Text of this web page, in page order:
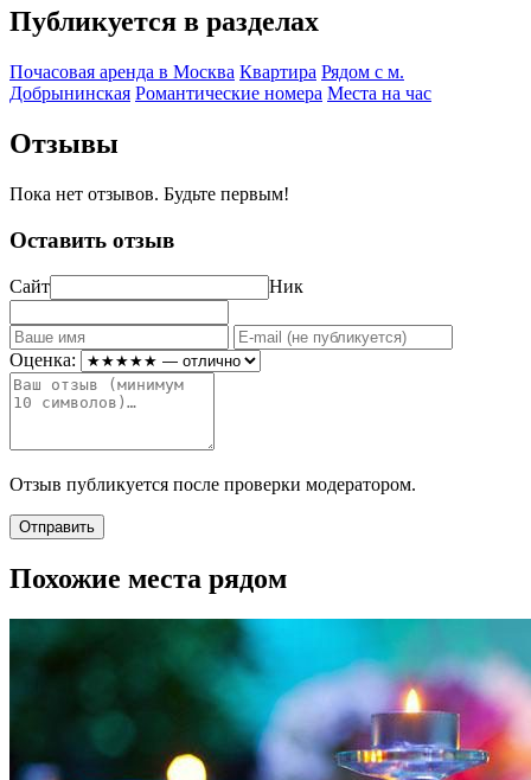
Публикуется в разделах
Почасовая аренда в Москва Квартира Рядом с м.
Добрынинская Романтические номера Места на час
Отзывы
Пока нет отзывов. Будьте первым!
Оставить отзыв
Сайт Ник
Оценка:
Отзыв публикуется после проверки модератором.
Отправить
Похожие места рядом